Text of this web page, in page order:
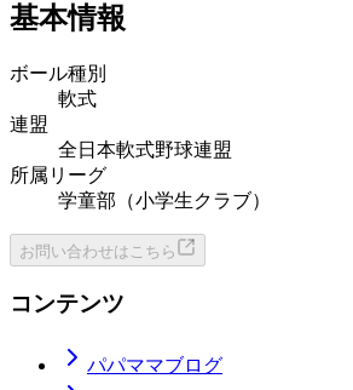
基本情報
ボール種別
軟式
連盟
全日本軟式野球連盟
所属リーグ
学童部（小学生クラブ）
お問い合わせはこちら
コンテンツ
パパママブログ